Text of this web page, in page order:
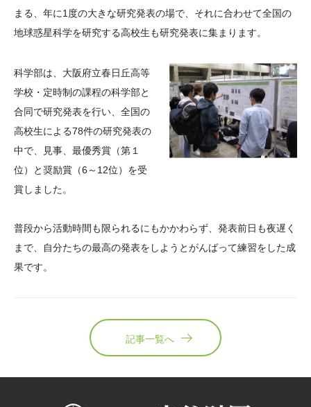
まる、年に1 度の大きな研究発表の場で、それに合わせて全国の
地球惑星科学を研究する高校生も研究発表に集まります。
科学部は、大阪府立春日丘高等
学校・定時制の課程の科学部と
合同で研究発表を行い、全国の
高校生による78件の研究発表の
中で、見事、最優秀賞（第１
位）と奨励賞（6～12位）を受
賞しました。
普段から活動時間も限られるにもかかわらず、発表前日も夜遅く
まで、自分たちの最高の発表をしようとがんばって練習をした成
果です。
記事一覧へ